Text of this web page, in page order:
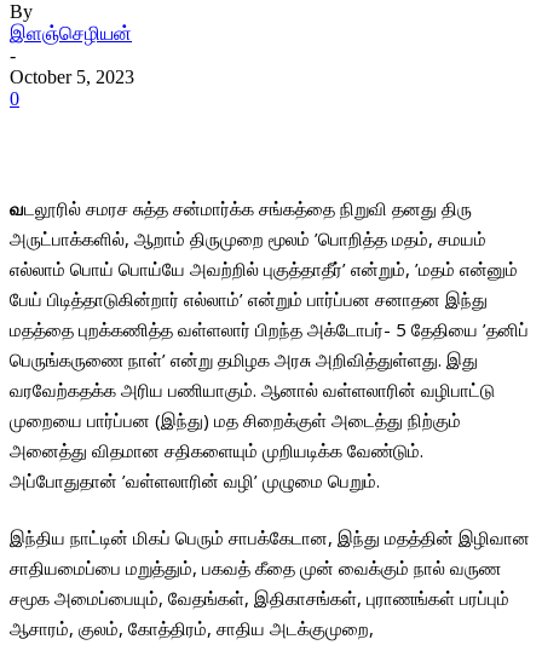
By
இளஞ்செழியன்
-
October 5, 2023
0
வடலூரில் சமரச சுத்த சன்மார்க்க சங்கத்தை நிறுவி தனது திரு
அருட்பாக்களில், ஆறாம் திருமுறை மூலம் ’பொறித்த மதம், சமயம்
எல்லாம் பொய் பொய்யே அவற்றில் புகுத்தாதீர்’ என்றும், ’மதம் என்னும்
பேய் பிடித்தாடுகின்றார் எல்லாம்’ என்றும் பார்ப்பன சனாதன இந்து
மதத்தை புறக்கணித்த வள்ளலார் பிறந்த அக்டோபர்- 5 தேதியை ’தனிப்
பெருங்கருணை நாள்’ என்று தமிழக அரசு அறிவித்துள்ளது. இது
வரவேற்கதக்க அரிய பணியாகும். ஆனால் வள்ளலாரின் வழிபாட்டு
முறையை பார்ப்பன (இந்து) மத சிறைக்குள் அடைத்து நிற்கும்
அனைத்து விதமான சதிகளையும் முறியடிக்க வேண்டும்.
அப்போதுதான் ’வள்ளலாரின் வழி’ முழுமை பெறும்.
இந்திய நாட்டின் மிகப் பெரும் சாபக்கேடான, இந்து மதத்தின் இழிவான
சாதியமைப்பை மறுத்தும், பகவத் கீதை முன் வைக்கும் நால் வருண
சமூக அமைப்பையும், வேதங்கள், இதிகாசங்கள், புராணங்கள் பரப்பும்
ஆசாரம், குலம், கோத்திரம், சாதிய அடக்குமுறை,